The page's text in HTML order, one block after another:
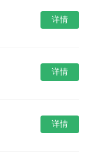
详情
详情
详情